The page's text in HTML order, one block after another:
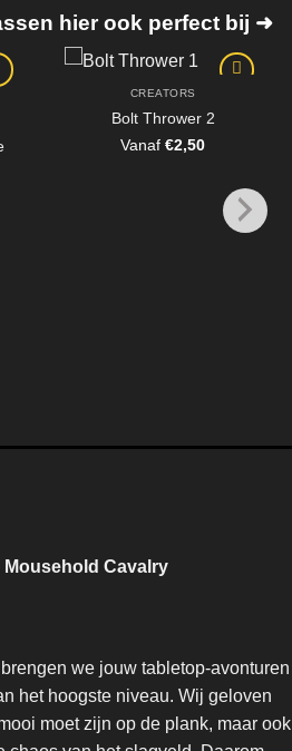
hier ook perfect bij ➜
CREATORS
Bolt Thrower 2
Vanaf€2,50
Mousehold Cavalry
we jouw tabletop-avonturen
het hoogste niveau. Wij geloven
moet zijn op de plank, maar ook